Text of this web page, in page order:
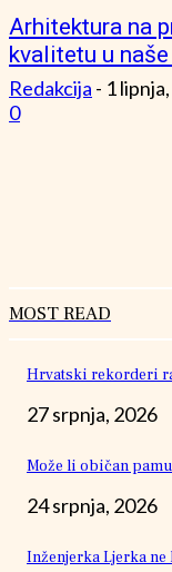
Arhitektura na
kvalitetu u
Redakcija - 1
0
MOST READ
Hrvatski rekorderi
27 srpnja, 2026
Može li običan
24 srpnja, 2026
Inženjerka Ljerka